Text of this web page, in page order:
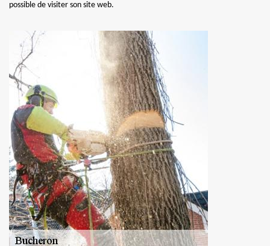
possible de visiter son site web.